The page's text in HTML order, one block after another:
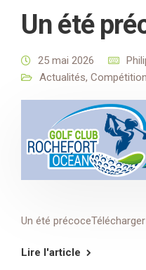
Un été
25 mai 2026
Actualités,
Un été précoceTélécharger
Lire l'article